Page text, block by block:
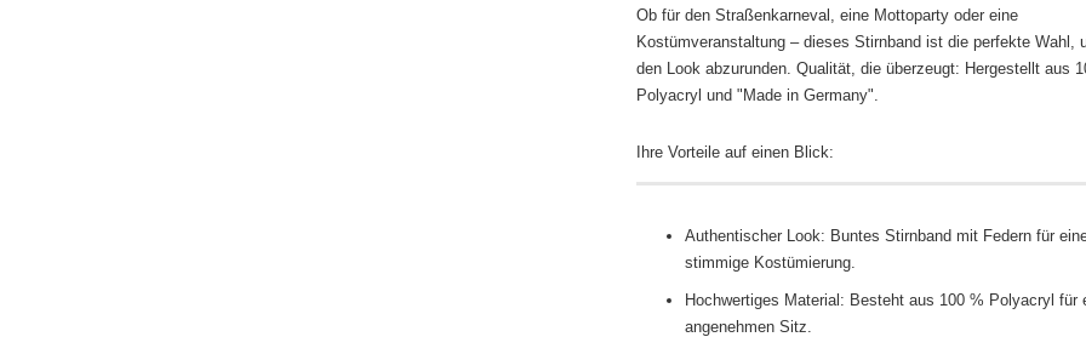
Ob für den Straßenkarneval, eine Mottoparty oder eine
Kostümveranstaltung – dieses Stirnband ist die perfekte Wahl,
den Look abzurunden. Qualität, die überzeugt: Hergestellt aus
Polyacryl und "Made in Germany".
Ihre Vorteile auf einen Blick:
Authentischer Look: Buntes Stirnband mit Federn für
stimmige Kostümierung.
Hochwertiges Material: Besteht aus 100 % Polyacryl für
angenehmen Sitz.